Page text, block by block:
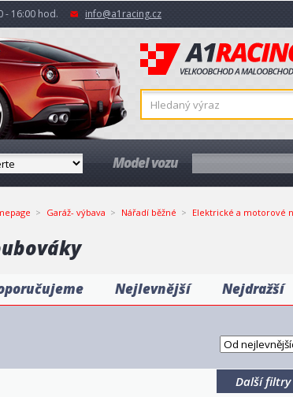
- 16:00 hod. info@a1racing.cz
Model vozu
Garáž- výbava Nářadí běžné Elektrické a motorové
Nejlevnější Nejdražší
Další filtry